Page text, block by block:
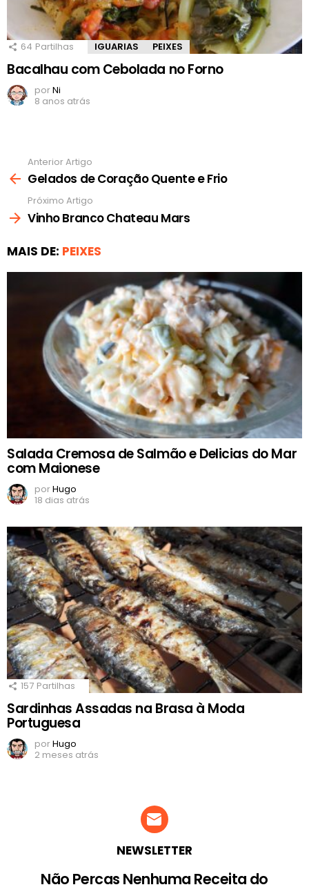
64 Partilhas IGUARIAS PEIXES
Bacalhau com Cebolada no Forno
porNi
8 anos atrás
mais
Anterior Artigo
Gelados de Coração Quente e Frio
Próximo Artigo
Vinho Branco Chateau Mars
MAIS DE: PEIXES
Salada Cremosa de Salmão e Delicias do Mar
com Maionese
porHugo
18 dias atrás
157 Partilhas
Sardinhas Assadas na Brasa à Moda
Portuguesa
porHugo
2 meses atrás
NEWSLETTER
Não Percas Nenhuma Receita do